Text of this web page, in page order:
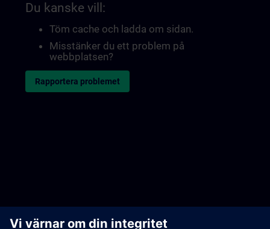
Du kanske vill:
Töm cache och ladda om sidan.
Misstänker du ett problem på
webbplatsen?
Rapportera problemet